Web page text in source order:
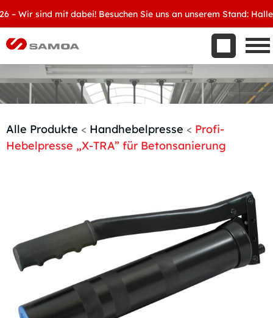
Wir sind mit dabei! Besuchen Sie uns an unserem Stand: Halle
Aktuelles
Kontakt
Handelspartner werden
Alle Produkte < Handhebelpresse < Profi-
Hebelpresse „X-TRA” für Betonsanierung